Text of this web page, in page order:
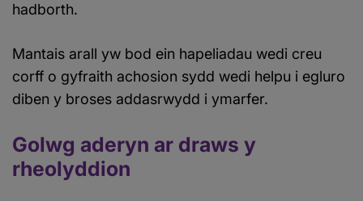
hadborth.
Mantais arall yw bod ein hapeliadau wedi creu
corff o gyfraith achosion sydd wedi helpu i egluro
diben y broses addasrwydd i ymarfer.
Golwg aderyn ar draws y
rheolyddion